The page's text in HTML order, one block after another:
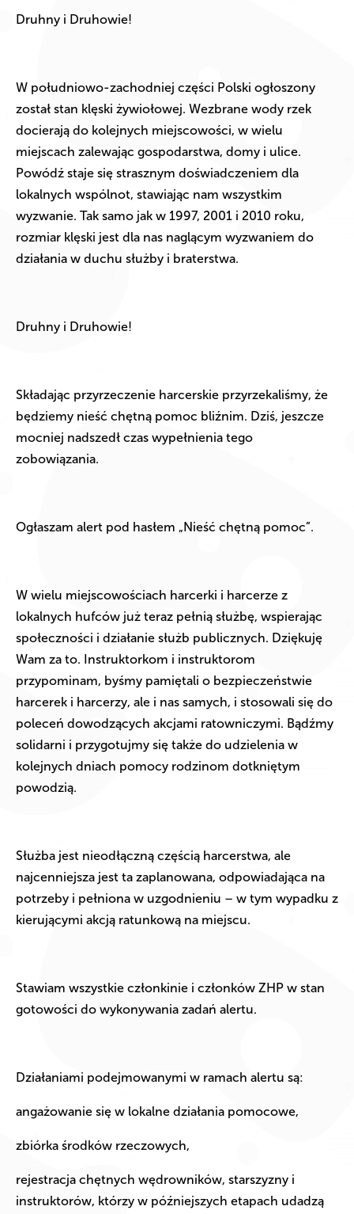
Druhny i Druhowie!
W południowo-zachodniej części Polski ogłoszony
został stan klęski żywiołowej. Wezbrane wody rzek
docierają do kolejnych miejscowości, w wielu
miejscach zalewając gospodarstwa, domy i ulice.
Powódź staje się strasznym doświadczeniem dla
lokalnych wspólnot, stawiając nam wszystkim
wyzwanie. Tak samo jak w 1997, 2001 i 2010 roku,
rozmiar klęski jest dla nas naglącym wyzwaniem do
działania w duchu służby i braterstwa.
Druhny i Druhowie!
Składając przyrzeczenie harcerskie przyrzekaliśmy, że
będziemy nieść chętną pomoc bliźnim. Dziś, jeszcze
mocniej nadszedł czas wypełnienia tego
zobowiązania.
Ogłaszam alert pod hasłem „Nieść chętną pomoc”.
W wielu miejscowościach harcerki i harcerze z
lokalnych hufców już teraz pełnią służbę, wspierając
społeczności i działanie służb publicznych. Dziękuję
Wam za to. Instruktorkom i instruktorom
przypominam, byśmy pamiętali o bezpieczeństwie
harcerek i harcerzy, ale i nas samych, i stosowali się do
poleceń dowodzących akcjami ratowniczymi. Bądźmy
solidarni i przygotujmy się także do udzielenia w
kolejnych dniach pomocy rodzinom dotkniętym
powodzią.
Służba jest nieodłączną częścią harcerstwa, ale
najcenniejsza jest ta zaplanowana, odpowiadająca na
potrzeby i pełniona w uzgodnieniu – w tym wypadku z
kierującymi akcją ratunkową na miejscu.
Stawiam wszystkie członkinie i członków ZHP w stan
gotowości do wykonywania zadań alertu.
Działaniami podejmowanymi w ramach alertu są:
angażowanie się w lokalne działania pomocowe,
zbiórka środków rzeczowych,
rejestracja chętnych wędrowników, starszyzny i
instruktorów, którzy w późniejszych etapach udadzą